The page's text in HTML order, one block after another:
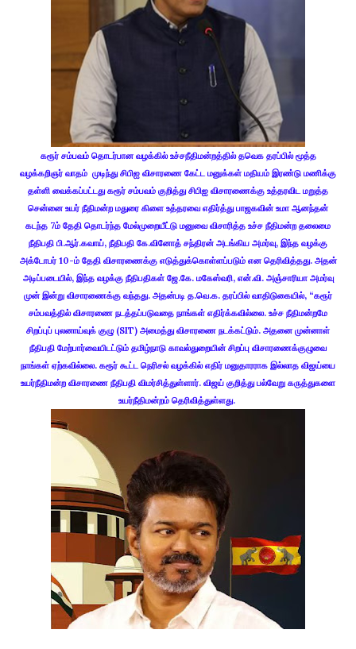
கரூர் சம்பவம் தொடர்பான வழக்கில் உச்சநீதிமன்றத்தில் தவெக தரப்பில் மூத்த
வழக்கறிஞர் வாதம் முடிந்து சிபிஐ விசாரணை கேட்ட மனுக்கள் மதியம் இரண்டு மணிக்கு
தள்ளி வைக்கப்பட்டது கரூர் சம்பவம் குறித்து சிபிஐ விசாரணைக்கு உத்தரவிட மறுத்த
சென்னை உயர் நீதிமன்ற மதுரை கிளை உத்தரவை எதிர்த்து பாஜகவின் உமா ஆனந்தன்
கடந்த 7ம் தேதி தொடர்ந்த மேல்முறையீட்டு மனுவை விசாரித்த உச்ச நீதிமன்ற தலைமை
நீதிபதி பி.ஆர்.கவாய், நீதிபதி கே.வினோத் சந்திரன் அடங்கிய அமர்வு, இந்த வழக்கு
அக்டோபர் 10-ம் தேதி விசாரணைக்கு எடுத்துக்கொள்ளப்படும் என தெரிவித்தது. அதன்
அடிப்படையில், இந்த வழக்கு நீதிபதிகள் ஜே.கே. மகேஸ்வரி, என்.வி. அஞ்சாரியா அமர்வு
முன் இன்று விசாரணைக்கு வந்தது. அதன்படி த.வெ.க. தரப்பில் வாதிடுகையில், “கரூர்
சம்பவத்தில் விசாரணை நடத்தப்படுவதை நாங்கள் எதிர்க்கவில்லை. உச்ச நீதிமன்றமே
சிறப்புப் புலனாய்வுக் குழு (SIT) அமைத்து விசாரணை நடக்கட்டும். அதனை முன்னாள்
நீதிபதி மேற்பார்வையிடட்டும் தமிழ்நாடு காவல்துறையின் சிறப்பு விசாரணைக்குழுவை
நாங்கள் ஏற்கவில்லை. கரூர் கூட்ட நெரிசல் வழக்கில் எதிர் மனுதாரராக இல்லாத விஜய்யை
உயர்நீதிமன்ற விசாரணை நீதிபதி விமர்சித்துள்ளார். விஜய் குறித்து பல்வேறு கருத்துகளை
உயர்நீதிமன்றம் தெரிவித்துள்ளது.